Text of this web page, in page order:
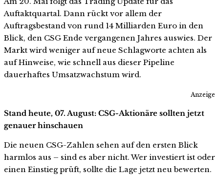
Auftaktquartal. Dann rückt vor allem der
Auftragsbestand von rund 14 Milliarden Euro in den
Blick, den CSG Ende vergangenen Jahres auswies. Der
Markt wird weniger auf neue Schlagworte achten als
auf Hinweise, wie schnell aus dieser Pipeline
dauerhaftes Umsatzwachstum wird.
Anzeige
Stand heute, 07. August: CSG-Aktionäre sollten jetzt
genauer hinschauen
Die neuen CSG-Zahlen sehen auf den ersten Blick
harmlos aus – sind es aber nicht. Wer investiert ist oder
einen Einstieg prüft, sollte die Lage jetzt neu bewerten.